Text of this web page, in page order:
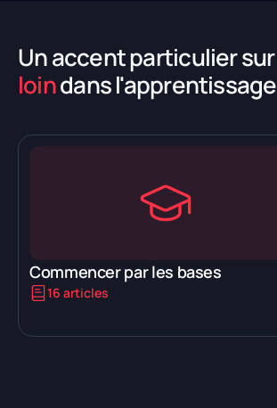
Un accent particulier sur
loindans l'apprentissage
Commencer par les bases
16 articles